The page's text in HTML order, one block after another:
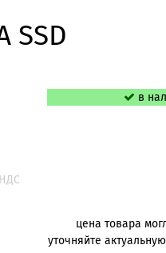
SSD
в
цена товара
уточняйте